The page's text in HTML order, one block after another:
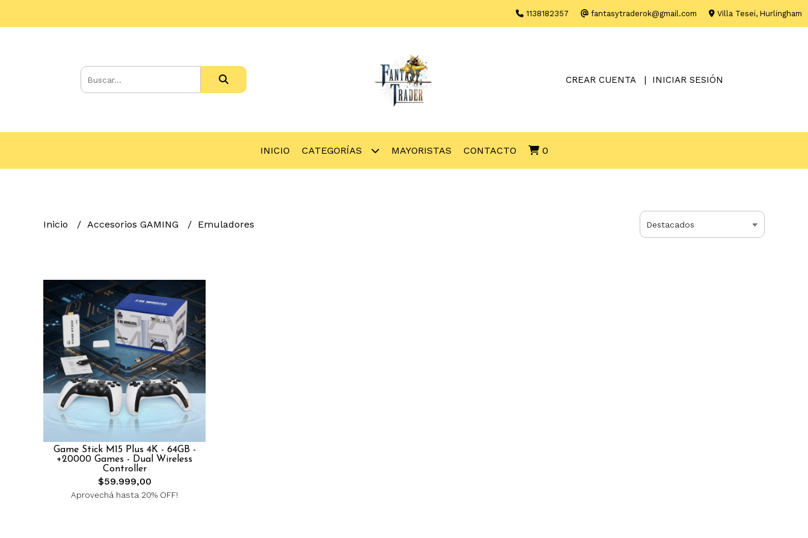
1138182357 fantasytraderok@gmail.com Villa Tesei, Hurlingham
CREAR CUENTA INICIAR SESIÓN
INICIO CATEGORÍAS MAYORISTAS CONTACTO 0
Inicio Accesorios GAMING Emuladores
Game Stick M15 Plus 4K - 64GB -
+20000 Games - Dual Wireless
Controller
$59.999,00
Aprovechá hasta 20% OFF!